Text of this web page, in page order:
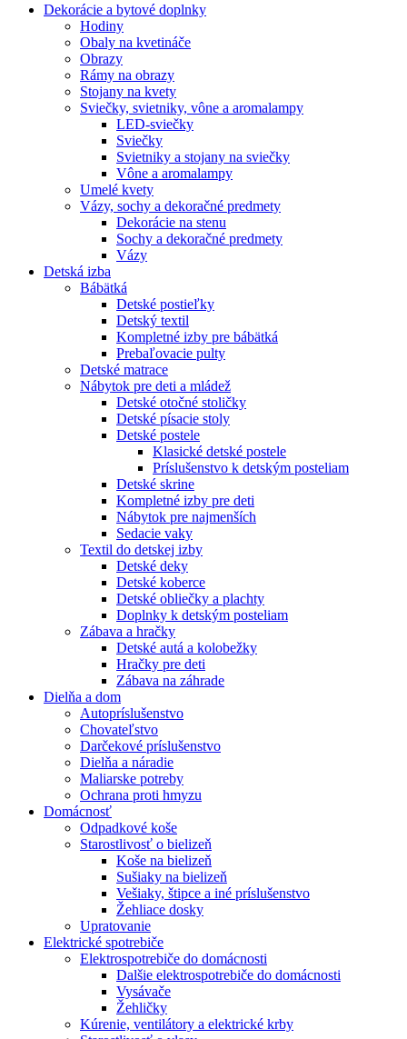
Dekorácie a bytové doplnky
Hodiny
Obaly na kvetináče
Obrazy
Rámy na obrazy
Stojany na kvety
Sviečky, svietniky, vône a aromalampy
LED-sviečky
Sviečky
Svietniky a stojany na sviečky
Vône a aromalampy
Umelé kvety
Vázy, sochy a dekoračné predmety
Dekorácie na stenu
Sochy a dekoračné predmety
Vázy
Detská izba
Bábätká
Detské postieľky
Detský textil
Kompletné izby pre bábätká
Prebaľovacie pulty
Detské matrace
Nábytok pre deti a mládež
Detské otočné stoličky
Detské písacie stoly
Detské postele
Klasické detské postele
Príslušenstvo k detským posteliam
Detské skrine
Kompletné izby pre deti
Nábytok pre najmenších
Sedacie vaky
Textil do detskej izby
Detské deky
Detské koberce
Detské obliečky a plachty
Doplnky k detským posteliam
Zábava a hračky
Detské autá a kolobežky
Hračky pre deti
Zábava na záhrade
Dielňa a dom
Autopríslušenstvo
Chovateľstvo
Darčekové príslušenstvo
Dielňa a náradie
Maliarske potreby
Ochrana proti hmyzu
Domácnosť
Odpadkové koše
Starostlivosť o bielizeň
Koše na bielizeň
Sušiaky na bielizeň
Vešiaky, štipce a iné príslušenstvo
Žehliace dosky
Upratovanie
Elektrické spotrebiče
Elektrospotrebiče do domácnosti
Dalšie elektrospotrebiče do domácnosti
Vysávače
Žehličky
Kúrenie, ventilátory a elektrické krby